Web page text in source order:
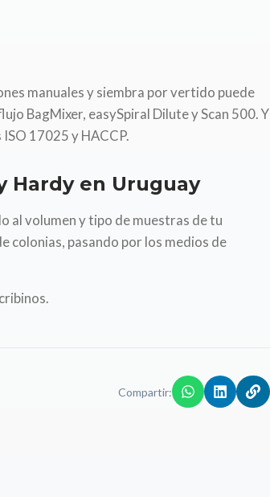
manuales y siembra por vertido puede
BagMixer, easySpiral Dilute y Scan 500. Y
17025 y HACCP.
Hardy en Uruguay
al volumen y tipo de muestras de tu
colonias, pasando por los medios de
Compartir: